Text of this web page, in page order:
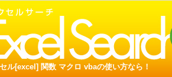
ル[excel] 関数 マクロ vbaの使い方なら！